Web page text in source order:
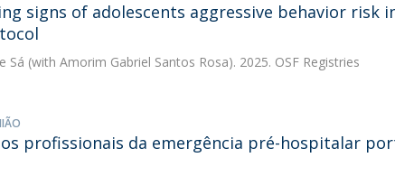
signs of adolescents aggressive behavior
Sá (with Amorim Gabriel Santos Rosa). 2025. OSF Registries
profissionais da emergência pré-hospitalar